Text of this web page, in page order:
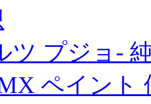
ツ プジョ-
ペイント